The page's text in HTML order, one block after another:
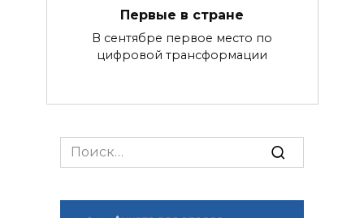
Первые в стране
В сентябре первое место по
цифровой трансформации
Search
for: